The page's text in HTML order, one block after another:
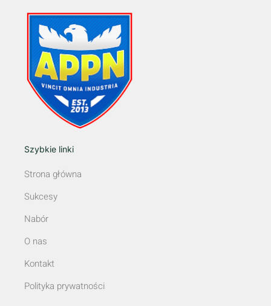
Szybkie linki
Strona główna
Sukcesy
Nabór
O nas
Kontakt
Polityka prywatności